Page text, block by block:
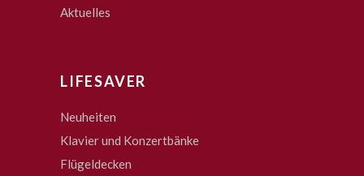
Aktuelles
LIFESAVER
Neuheiten
Klavier und Konzertbänke
Flügeldecken